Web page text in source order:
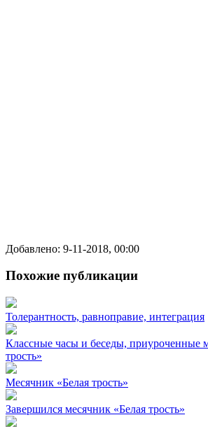
Добавлено: 9-11-2018, 00:00
Похожие публикации
Толерантность, равноправие, интеграция
Классные часы и беседы, приуроченные
трость»
Месячник «Белая трость»
Завершился месячник «Белая трость»